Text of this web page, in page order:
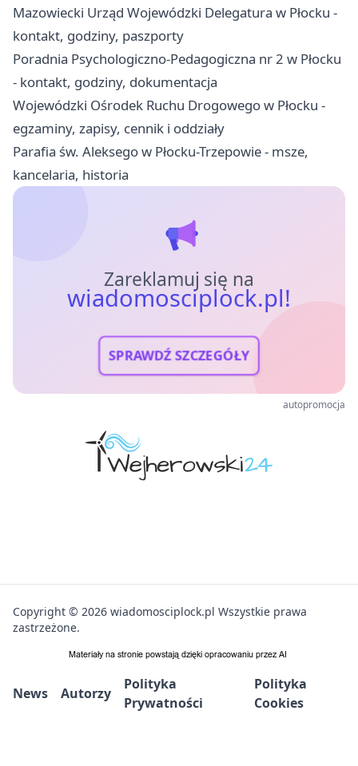
Mazowiecki Urząd Wojewódzki Delegatura w Płocku -
kontakt, godziny, paszporty
Poradnia Psychologiczno-Pedagogiczna nr 2 w Płocku
- kontakt, godziny, dokumentacja
Wojewódzki Ośrodek Ruchu Drogowego w Płocku -
egzaminy, zapisy, cennik i oddziały
Parafia św. Aleksego w Płocku-Trzepowie - msze,
kancelaria, historia
Zareklamuj się na
wiadomosciplock.pl!
SPRAWDŹ SZCZEGÓŁY
autopromocja
Copyright © 2026 wiadomosciplock.pl Wszystkie prawa
zastrzeżone.
News Autorzy
Polityka
Prywatności
Polityka
Cookies